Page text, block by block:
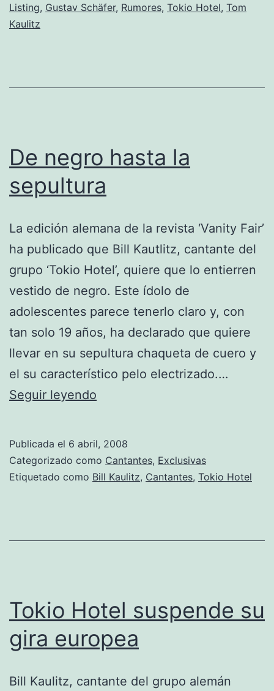
el
Listing, Gustav Schäfer, Rumores, Tokio Hotel, Tom
Kaulitz
De negro hasta la
sepultura
La edición alemana de la revista ‘Vanity Fair’
ha publicado que Bill Kautlitz, cantante del
grupo ‘Tokio Hotel’, quiere que lo entierren
vestido de negro. Este ídolo de
adolescentes parece tenerlo claro y, con
tan solo 19 años, ha declarado que quiere
llevar en su sepultura chaqueta de cuero y
el su característico pelo electrizado.…
Seguir leyendo
la
sepultura
Publicada el 6 abril, 2008
Categorizado como Cantantes, Exclusivas
Etiquetado como Bill Kaulitz, Cantantes, Tokio Hotel
Tokio Hotel suspende su
gira europea
Bill Kaulitz, cantante del grupo alemán